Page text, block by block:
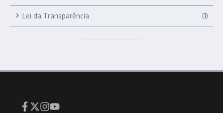
Lei da Transparência (1)